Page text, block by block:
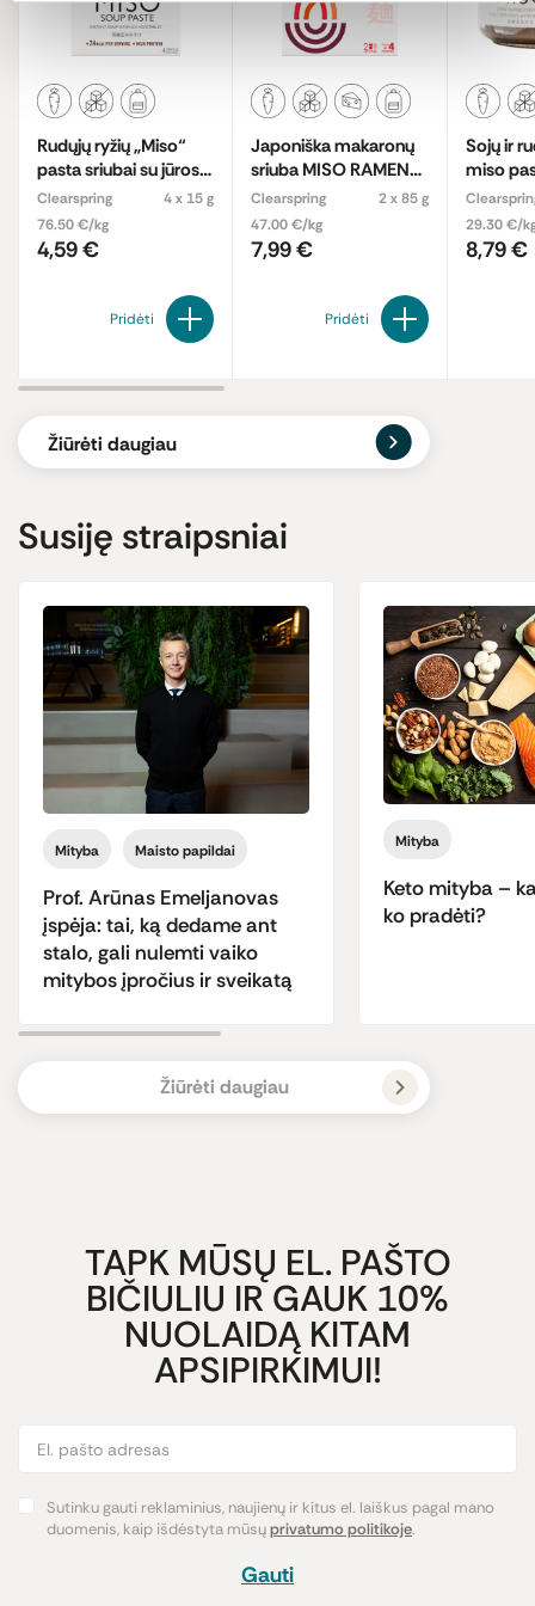
Rudųjų ryžių „Miso“
pasta sriubai su jūros
daržovėmis,
ekologiška
Clearspring
4 x 15 g
76.50 €/kg
4,59 €
Pridėti
Japoniška makaronų
sriuba MISO RAMEN
su imbiero sultiniu,
ekologiška
Clearspring
2 x 85 g
47.00 €/kg
7,99 €
Pridėti
Sojų ir
miso
29.30 €/
8,79 €
Žiūrėti daugiau
Susiję straipsniai
Mityba Maisto papildai
Prof. Arūnas Emeljanovas
įspėja: tai, ką dedame ant
stalo, gali nulemti vaiko
mitybos įpročius ir sveikatą
Mityba
Keto mityba –
ko pradėti?
Žiūrėti daugiau
TAPK MŪSŲ EL. PAŠTO
BIČIULIU IR GAUK 10%
NUOLAIDĄ KITAM
APSIPIRKIMUI!
Sutinku gauti reklaminius, naujienų ir kitus el. laiškus pagal mano
duomenis, kaip išdėstyta mūsųprivatumo politikoje.
Gauti